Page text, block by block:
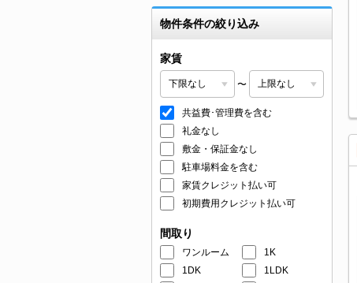
物件条件の絞り込み
家賃
〜
共益費･管理費を含む
礼金なし
敷金・保証金なし
駐車場料金を含む
家賃クレジット払い可
初期費用クレジット払い可
間取り
ワンルーム
1K
1DK
1LDK